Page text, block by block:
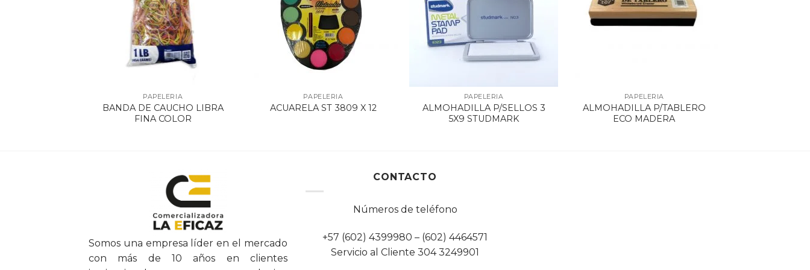
PAPELERIA
BANDA DE CAUCHO LIBRA
FINA COLOR
PAPELERIA
ACUARELA ST 3809 X 12
PAPELERIA
ALMOHADILLA P/SELLOS 3
5X9 STUDMARK
PAPELERIA
ALMOHADILLA P/TABLERO
ECO MADERA
Somos una empresa líder en el mercado
con más de 10 años en clientes
CONTACTO
Números de teléfono
+57 (602) 4399980 – (602) 4464571
Servicio al Cliente 304 3249901